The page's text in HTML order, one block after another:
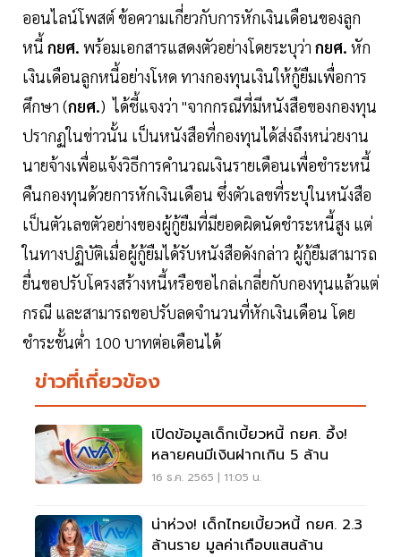
ออนไลน์โพสต์ ข้อความเกี่ยวกับการหักเงินเดือนของลูก
หนี้ กยศ. พร้อมเอกสารแสดงตัวอย่างโดยระบุว่า กยศ. หัก
เงินเดือนลูกหนี้อย่างโหด ทางกองทุนเงินให้กู้ยืมเพื่อการ
ศึกษา (กยศ.) ได้ชี้แจงว่า "จากกรณีที่มีหนังสือของกองทุน
ปรากฏในข่าวนั้น เป็นหนังสือที่กองทุนได้ส่งถึงหน่วยงาน
นายจ้างเพื่อแจ้งวิธีการคำนวณเงินรายเดือนเพื่อชำระหนี้
คืนกองทุนด้วยการหักเงินเดือน ซึ่งตัวเลขที่ระบุในหนังสือ
เป็นตัวเลขตัวอย่างของผู้กู้ยืมที่มียอดผิดนัดชำระหนี้สูง แต่
ในทางปฏิบัติเมื่อผู้กู้ยืมได้รับหนังสือดังกล่าว ผู้กู้ยืมสามารถ
ยื่นขอปรับโครงสร้างหนี้หรือขอไกล่เกลี่ยกับกองทุนแล้วแต่
กรณี และสามารถขอปรับลดจำนวนที่หักเงินเดือน โดย
ชำระขั้นต่ำ 100 บาทต่อเดือนได้
ข่าวที่เกี่ยวข้อง
เปิดข้อมูลเด็กเบี้ยวหนี้ กยศ. อึ้ง!
หลายคนมีเงินฝากเกิน 5 ล้าน
16 ธ.ค. 2565 | 11:05 น.
น่าห่วง! เด็กไทยเบี้ยวหนี้ กยศ. 2.3
ล้านราย มูลค่าเกือบแสนล้าน